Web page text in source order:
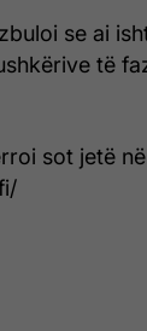
se ai
të
sot jetë